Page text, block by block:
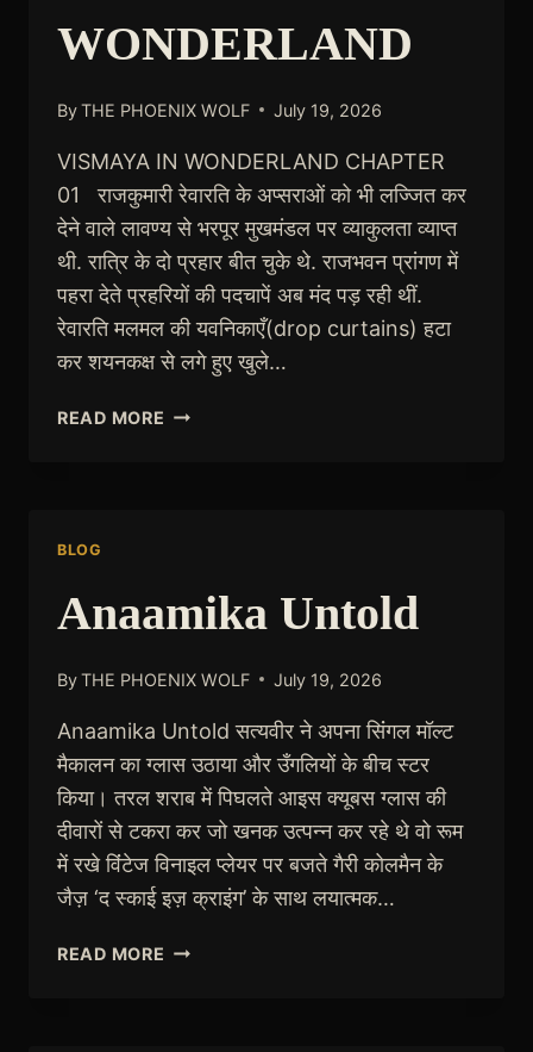
WONDERLAND
ByTHE PHOENIX WOLF July 19, 2026
VISMAYA IN WONDERLAND CHAPTER
01 राजकुमारी रेवारति के अप्सराओं को भी लज्जित कर
देने वाले लावण्य से भरपूर मुखमंडल पर व्याकुलता व्याप्त
थी. रात्रि के दो प्रहार बीत चुके थे. राजभवन प्रांगण में
पहरा देते प्रहरियों की पदचापें अब मंद पड़ रही थीं.
रेवारति मलमल की यवनिकाएँ(drop curtains) हटा
कर शयनकक्ष से लगे हुए खुले…
READ MORE VISMAYA
BLOG
Anaamika Untold
ByTHE PHOENIX WOLF July 19, 2026
Anaamika Untold सत्यवीर ने अपना सिंंगल मॉल्ट
मैकालन का ग्लास उठाया और उँगलियों के बीच स्टर
किया। तरल शराब में पिघलते आइस क्यूबस ग्लास की
दीवारों से टकरा कर जो खनक उत्पन्न कर रहे थे वो रूम
में रखे विंंटेज विनाइल प्लेयर पर बजते गैरी कोलमैन के
जैज़ ‘द स्काई इज़ क्राइंग’ के साथ लयात्मक…
READ MORE ANAAMIKA